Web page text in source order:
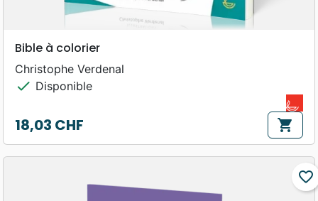
Bible à colorier
Christophe Verdenal
check Disponible
Prix
18,03 CHF shopping_cart
favorite_border